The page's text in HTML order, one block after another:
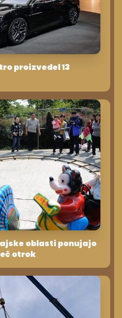
proizvedel 13
oblasti ponujajo
otrok